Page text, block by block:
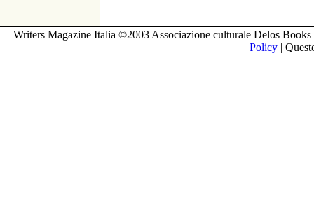
Writers Magazine Italia ©2003 Associazione culturale Delos
Policy |